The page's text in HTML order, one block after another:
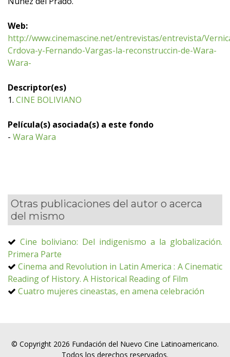
Web:
http://www.cinemascine.net/entrevistas/entrevista/
Crdova-y-Fernando-Vargas-la-reconstruccin-de-Wara-
Wara-
Descriptor(es)
1. CINE BOLIVIANO
Película(s) asociada(s) a este fondo
- Wara Wara
Otras publicaciones del autor o acerca
del mismo
Cine boliviano: Del indigenismo a la globalización.
Primera Parte
Cinema and Revolution in Latin America : A Cinematic
Reading of History. A Historical Reading of Film
Cuatro mujeres cineastas, en amena celebración
© Copyright 2026 Fundación del Nuevo Cine Latinoamericano.
Todos los derechos reservados.